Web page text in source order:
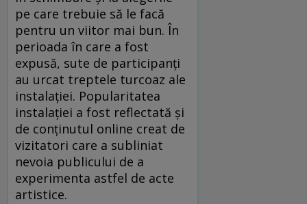
pe care trebuie să le facă
pentru un viitor mai bun. În
perioada în care a fost
expusă, sute de participanți
au urcat treptele turcoaz ale
instalației. Popularitatea
instalației a fost reflectată și
de conținutul online creat de
vizitatori care a subliniat
nevoia publicului de a
experimenta astfel de acte
artistice.